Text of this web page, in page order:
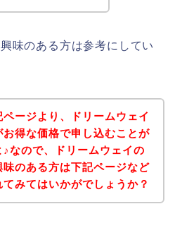
味のある方は参考にしてい
ージより、ドリームウェイ
お得な価格で申し込むことが
なので、ドリームウェイの
味のある方は下記ページなど
みてはいかがでしょうか？